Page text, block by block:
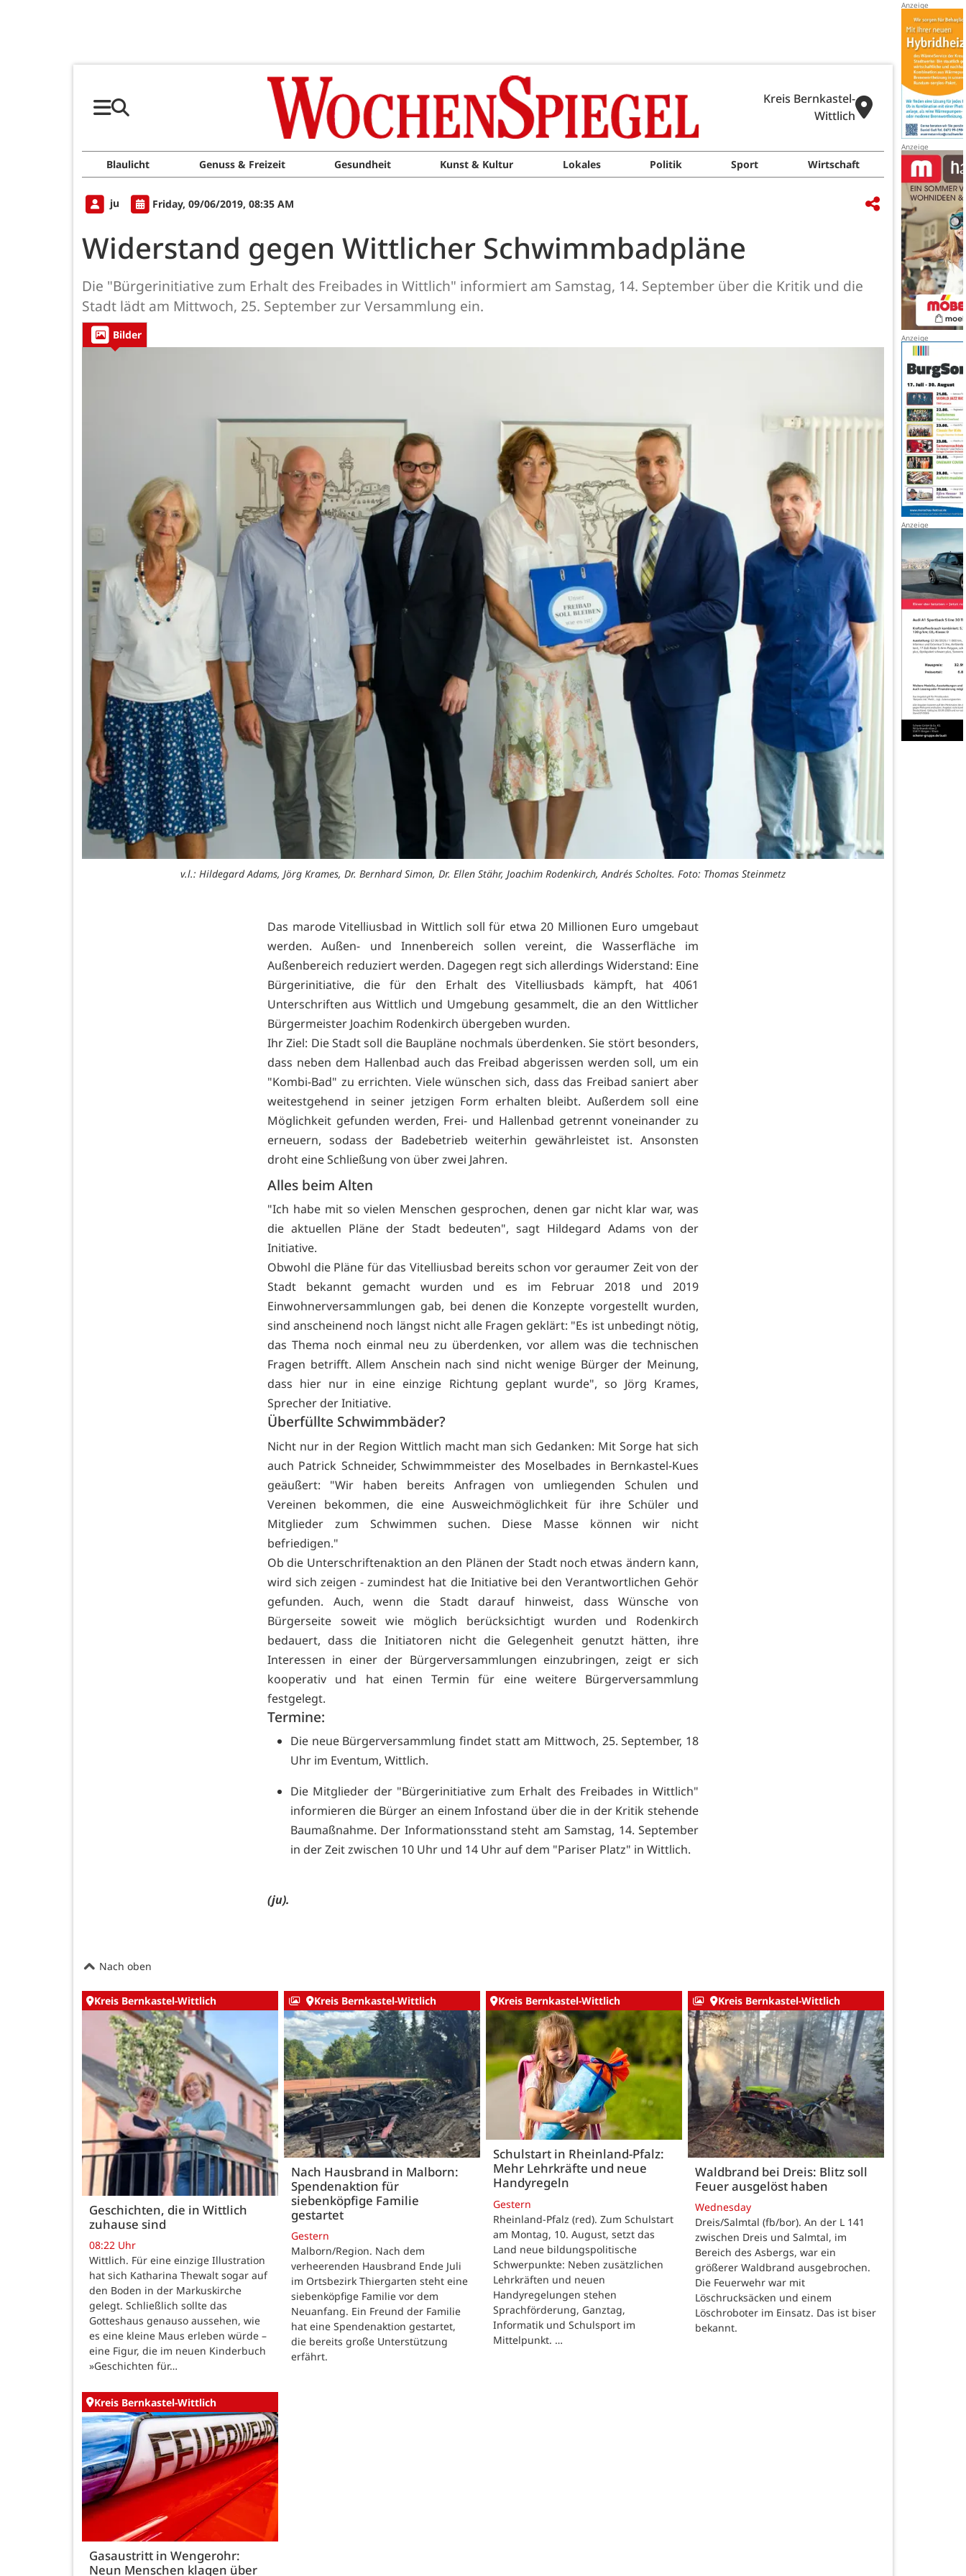
Kreis Bernkastel-
Wittlich
Blaulicht Genuss & Freizeit Gesundheit Kunst & Kultur Lokales Politik Sport Wirtschaft
ju Friday, 09/06/2019, 08:35 AM
Widerstand gegen Wittlicher Schwimmbadpläne
Die "Bürgerinitiative zum Erhalt des Freibades in Wittlich" informiert am Samstag, 14. September über die Kritik und die
Stadt lädt am Mittwoch, 25. September zur Versammlung ein.
Bilder
v.l.: Hildegard Adams, Jörg Krames, Dr. Bernhard Simon, Dr. Ellen Stähr, Joachim Rodenkirch, Andrés Scholtes. Foto: Thomas Steinmetz
Das marode Vitelliusbad in Wittlich soll für etwa 20 Millionen Euro umgebaut
werden. Außen- und Innenbereich sollen vereint, die Wasserfläche im
Außenbereich reduziert werden. Dagegen regt sich allerdings Widerstand: Eine
Bürgerinitiative, die für den Erhalt des Vitelliusbads kämpft, hat 4061
Unterschriften aus Wittlich und Umgebung gesammelt, die an den Wittlicher
Bürgermeister Joachim Rodenkirch übergeben wurden.
Ihr Ziel: Die Stadt soll die Baupläne nochmals überdenken. Sie stört besonders,
dass neben dem Hallenbad auch das Freibad abgerissen werden soll, um ein
"Kombi-Bad" zu errichten. Viele wünschen sich, dass das Freibad saniert aber
weitestgehend in seiner jetzigen Form erhalten bleibt. Außerdem soll eine
Möglichkeit gefunden werden, Frei- und Hallenbad getrennt voneinander zu
erneuern, sodass der Badebetrieb weiterhin gewährleistet ist. Ansonsten
droht eine Schließung von über zwei Jahren.
Alles beim Alten
"Ich habe mit so vielen Menschen gesprochen, denen gar nicht klar war, was
die aktuellen Pläne der Stadt bedeuten", sagt Hildegard Adams von der
Initiative.
Obwohl die Pläne für das Vitelliusbad bereits schon vor geraumer Zeit von der
Stadt bekannt gemacht wurden und es im Februar 2018 und 2019
Einwohnerversammlungen gab, bei denen die Konzepte vorgestellt wurden,
sind anscheinend noch längst nicht alle Fragen geklärt: "Es ist unbedingt nötig,
das Thema noch einmal neu zu überdenken, vor allem was die technischen
Fragen betrifft. Allem Anschein nach sind nicht wenige Bürger der Meinung,
dass hier nur in eine einzige Richtung geplant wurde", so Jörg Krames,
Sprecher der Initiative.
Überfüllte Schwimmbäder?
Nicht nur in der Region Wittlich macht man sich Gedanken: Mit Sorge hat sich
auch Patrick Schneider, Schwimmmeister des Moselbades in Bernkastel-Kues
geäußert: "Wir haben bereits Anfragen von umliegenden Schulen und
Vereinen bekommen, die eine Ausweichmöglichkeit für ihre Schüler und
Mitglieder zum Schwimmen suchen. Diese Masse können wir nicht
befriedigen."
Ob die Unterschriftenaktion an den Plänen der Stadt noch etwas ändern kann,
wird sich zeigen - zumindest hat die Initiative bei den Verantwortlichen Gehör
gefunden. Auch, wenn die Stadt darauf hinweist, dass Wünsche von
Bürgerseite soweit wie möglich berücksichtigt wurden und Rodenkirch
bedauert, dass die Initiatoren nicht die Gelegenheit genutzt hätten, ihre
Interessen in einer der Bürgerversammlungen einzubringen, zeigt er sich
kooperativ und hat einen Termin für eine weitere Bürgerversammlung
festgelegt.
Termine:
Die neue Bürgerversammlung findet statt am Mittwoch, 25. September, 18
Uhr im Eventum, Wittlich.
Die Mitglieder der "Bürgerinitiative zum Erhalt des Freibades in Wittlich"
informieren die Bürger an einem Infostand über die in der Kritik stehende
Baumaßnahme. Der Informationsstand steht am Samstag, 14. September
in der Zeit zwischen 10 Uhr und 14 Uhr auf dem "Pariser Platz" in Wittlich.
(ju).
Nach oben
Kreis Bernkastel-Wittlich
Geschichten, die in Wittlich
zuhause sind
08:22 Uhr
Wittlich. Für eine einzige Illustration
hat sich Katharina Thewalt sogar auf
den Boden in der Markuskirche
gelegt. Schließlich sollte das
Gotteshaus genauso aussehen, wie
es eine kleine Maus erleben würde –
eine Figur, die im neuen Kinderbuch
»Geschichten für…
Kreis Bernkastel-Wittlich
Nach Hausbrand in Malborn:
Spendenaktion für
siebenköpfige Familie
gestartet
Gestern
Malborn/Region. Nach dem
verheerenden Hausbrand Ende Juli
im Ortsbezirk Thiergarten steht eine
siebenköpfige Familie vor dem
Neuanfang. Ein Freund der Familie
hat eine Spendenaktion gestartet,
die bereits große Unterstützung
erfährt.
Kreis Bernkastel-Wittlich
Schulstart in Rheinland-Pfalz:
Mehr Lehrkräfte und neue
Handyregeln
Gestern
Rheinland-Pfalz (red). Zum Schulstart
am Montag, 10. August, setzt das
Land neue bildungspolitische
Schwerpunkte: Neben zusätzlichen
Lehrkräften und neuen
Handyregelungen stehen
Sprachförderung, Ganztag,
Informatik und Schulsport im
Mittelpunkt. …
Kreis Bernkastel-Wittlich
Waldbrand bei Dreis: Blitz soll
Feuer ausgelöst haben
Wednesday
Dreis/Salmtal (fb/bor). An der L 141
zwischen Dreis und Salmtal, im
Bereich des Asbergs, war ein
größerer Waldbrand ausgebrochen.
Die Feuerwehr war mit
Löschrucksäcken und einem
Löschroboter im Einsatz. Das ist biser
bekannt.
Kreis Bernkastel-Wittlich
Gasaustritt in Wengerohr:
Neun Menschen klagen über